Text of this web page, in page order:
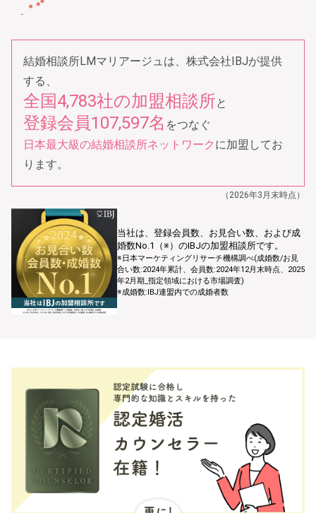
結婚相談所LMマリアージュは、株式会社IBJが提供
する、
全国4,783社の加盟相談所と
登録会員107,597名 をつなぐ
日本最大級の結婚相談所ネットワーク に加盟してお
ります。
（2026年3月末時点）
当社は、登録会員数、お⾒合い数、および成
婚数No.1（※）のIBJの加盟相談所です。
※⽇本マーケティングリサーチ機構調べ(成婚数/お⾒
合い数:2024年累計、会員数:2024年12⽉末時点、2025
年2⽉期_指定領域における市場調査)
※成婚数:IBJ連盟内での成婚者数